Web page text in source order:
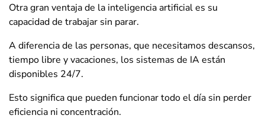
Otra gran ventaja de la inteligencia artificial es su
capacidad de trabajar sin parar.
A diferencia de las personas, que necesitamos descansos,
tiempo libre y vacaciones, los sistemas de IA están
disponibles 24/7.
Esto significa que pueden funcionar todo el día sin perder
eficiencia ni concentración.